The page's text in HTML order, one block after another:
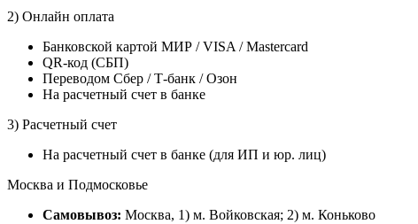
2) Онлайн оплата
Банковской картой МИР / VISA / Mastercard
QR-код (СБП)
Переводом Сбер / Т-банк / Озон
На расчетный счет в банке
3) Расчетный счет
На расчетный счет в банке (для ИП и юр. лиц)
Москва и Подмосковье
Самовывоз: Москва, 1) м. Войковская; 2) м. Коньково